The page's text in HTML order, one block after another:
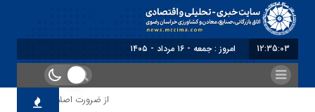
12:35:03 برابر با : Friday - 7 August - 2026
از ضرورت اصلاح رویه‌های